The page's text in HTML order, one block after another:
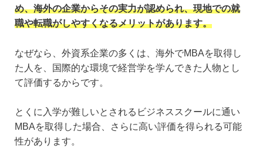
め、海外の企業からその実力が認められ、現地での就
職や転職がしやすくなるメリットがあります。
なぜなら、外資系企業の多くは、海外でMBAを取得し
た人を、国際的な環境で経営学を学んできた人物とし
て評価するからです。
とくに入学が難しいとされるビジネススクールに通い
MBAを取得した場合、さらに高い評価を得られる可能
性があります。